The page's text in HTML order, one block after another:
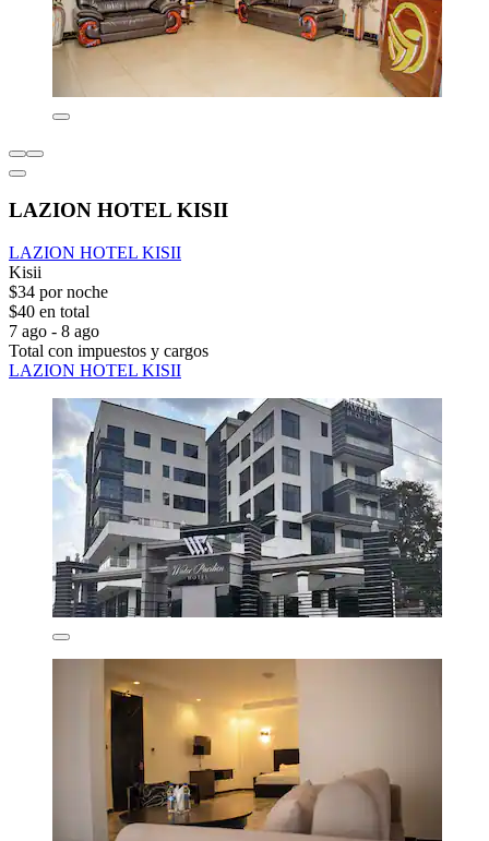
LAZION HOTEL KISII
LAZION HOTEL KISII
Kisii
$34 por noche
$40 en total
7 ago - 8 ago
Total con impuestos y cargos
LAZION HOTEL KISII